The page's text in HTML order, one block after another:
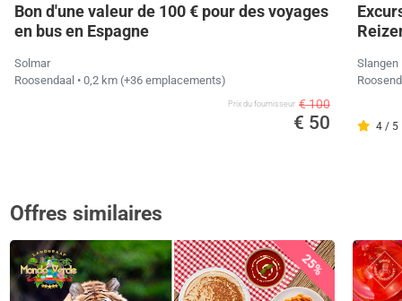
Bon d'une valeur de 100 € pour des voyages
en bus en Espagne
Solmar
Roosendaal • 0,2 km (+36 emplacements)
Prix ​​du fournisseur € 100
€ 50
Slangen
4 / 5
Offres similaires
25%